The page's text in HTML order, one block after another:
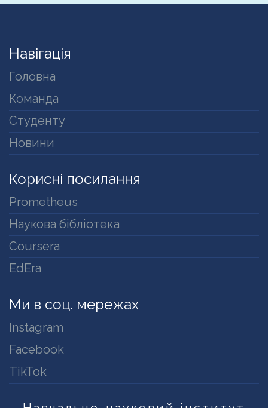
Навігація
Головна
Команда
Студенту
Новини
Корисні посилання
Prometheus
Наукова бібліотека
Coursera
EdEra
Ми в соц. мережах
Instagram
Facebook
TikTok